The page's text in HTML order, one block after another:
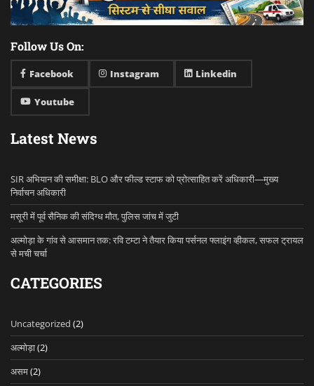
Follow Us On:
Facebook Instagram Linkedin
Youtube
Latest News
SIR अभियान की समीक्षा: BLO और फील्ड स्टाफ को प्रोत्साहित करें अधिकारी—मुख्य
निर्वाचन अधिकारी
मसूरी में पूर्व सैनिक की संदिग्ध मौत, पुलिस जांच में जुटी
अल्मोड़ा के गांव से आसमान तक: रवि टम्टा ने तैयार किया पर्सनल फ्लाइंग व्हीकल, सफल ट्रायल
से मची चर्चा
CATEGORIES
Uncategorized (2)
अल्मोड़ा(2)
असम(2)